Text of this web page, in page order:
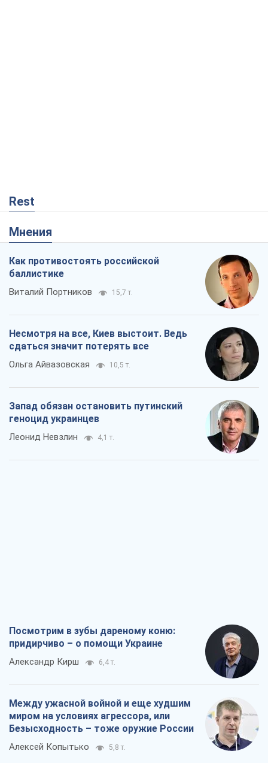
Rest
Мнения
Как противостоять российской
баллистике
Виталий Портников 15,7 т.
Несмотря на все, Киев выстоит. Ведь
сдаться значит потерять все
Ольга Айвазовская 10,5 т.
Запад обязан остановить путинский
геноцид украинцев
Леонид Невзлин 4,1 т.
Посмотрим в зубы дареному коню:
придирчиво – о помощи Украине
Александр Кирш 6,4 т.
Между ужасной войной и еще худшим
миром на условиях агрессора, или
Безысходность – тоже оружие России
Алексей Копытько 5,8 т.